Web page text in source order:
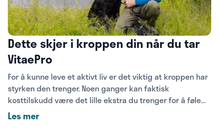
Dette skjer i kroppen din når du tar
VitaePro
For å kunne leve et aktivt liv er det viktig at kroppen har
styrken den trenger. Noen ganger kan faktisk
kosttilskudd være det lille ekstra du trenger for å føle
deg bra. Her kan du lese om ingrediensene i VitaePro og
hvordan de påvirker ulike funksjoner i kroppen.
Les mer